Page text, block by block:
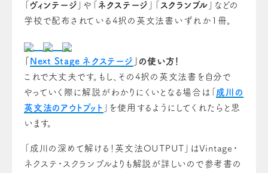
ヴィンテージ 」や「 ネクステージ スクランブル 」などの
学校で配布されている4択 の 英文法書いずれか1冊。
Next Stage ネクステージ
の使い方！
これで大丈夫です。もし、その4択の英文法書を自分で
やっていく際に解説がわかりにくいとなる場合は「 成川の
英文法の アウトプット 」を使用するようにしてくれたらと思
います。
「成川の深めて解ける！英文法OUTPUT」はVintage・
ネクステ・スクランブルよりも解説が詳しいので参考書の